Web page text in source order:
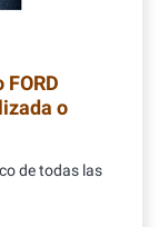
o
de todas las